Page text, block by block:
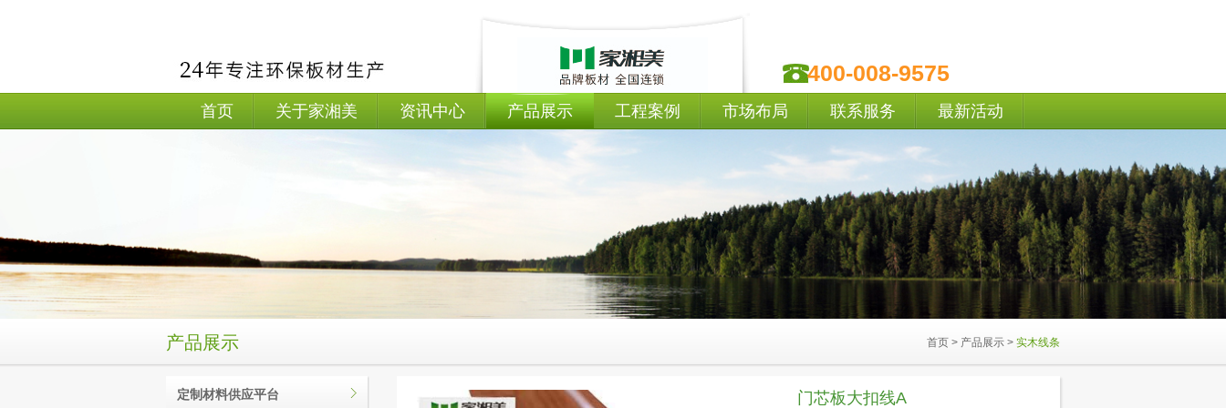
400-008-9575
首页 关于家湘美 资讯中心 产品展示 工程案例 市场布局 联系服务 最新活动
产品展示 首页 > 产品展示 > 实木线条
定制材料供应平台 门芯板大扣线A